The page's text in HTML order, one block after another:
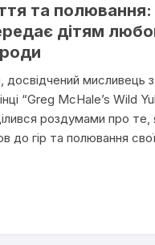
та полювання:
дітям
досвідчений мисливець
“Greg McHale’s Wild
роздумами про те,
до гір та полювання